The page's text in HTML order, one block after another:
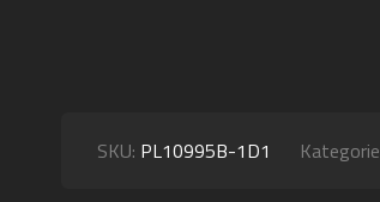
SKU: PL10995B-1D1